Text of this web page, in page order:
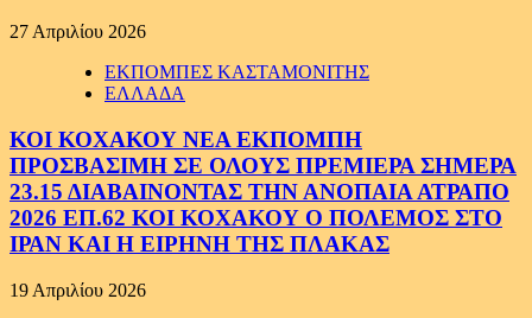
27 Απριλίου 2026
ΕΚΠΟΜΠΕΣ ΚΑΣΤΑΜΟΝΙΤΗΣ
ΕΛΛΑΔΑ
ΚΟΙ ΚΟΧΑΚΟΥ ΝΕΑ ΕΚΠΟΜΠΗ
ΠΡΟΣΒΑΣΙΜΗ ΣΕ ΟΛΟΥΣ ΠΡΕΜΙΕΡΑ ΣΗΜΕΡΑ
23.15 ΔΙΑΒΑΙΝΟΝΤΑΣ ΤΗΝ ΑΝΟΠΑΙΑ ΑΤΡΑΠΟ
2026 ΕΠ.62 ΚΟΙ ΚΟΧΑΚΟΥ Ο ΠΟΛΕΜΟΣ ΣΤΟ
ΙΡΑΝ ΚΑΙ Η ΕΙΡΗΝΗ ΤΗΣ ΠΛΑΚΑΣ
19 Απριλίου 2026